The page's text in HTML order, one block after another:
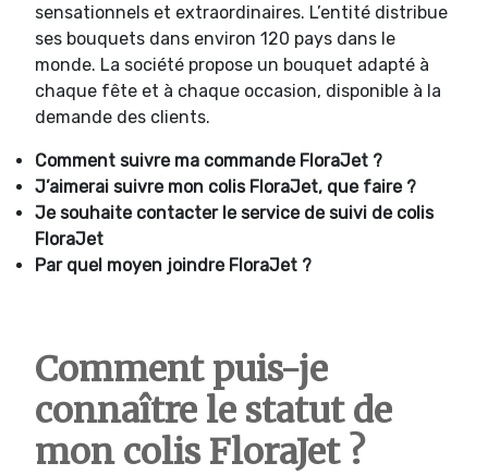
sensationnels et extraordinaires. L’entité distribue
ses bouquets dans environ 120 pays dans le
monde. La société propose un bouquet adapté à
chaque fête et à chaque occasion, disponible à la
demande des clients.
Comment suivre ma commande FloraJet ?
J’aimerai suivre mon colis FloraJet, que faire ?
Je souhaite contacter le service de suivi de colis
FloraJet
Par quel moyen joindre FloraJet ?
Comment puis-je
connaître le statut de
mon colis FloraJet ?